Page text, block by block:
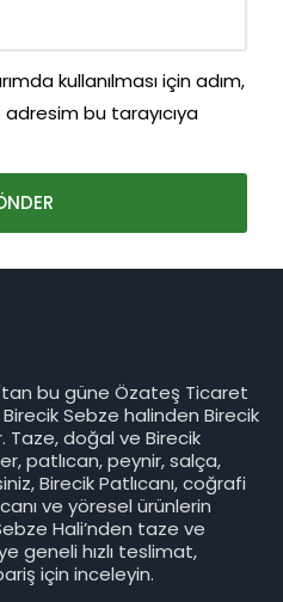
kullanılması için adım,
bu tarayıcıya
bu güne Özateş Ticaret
Sebze halinden Birecik
Taze, doğal ve Birecik
patlıcan, peynir, salça,
Birecik Patlıcanı, coğrafi
ve yöresel ürünlerin
Hali’nden taze ve
geneli hızlı teslimat,
için inceleyin.